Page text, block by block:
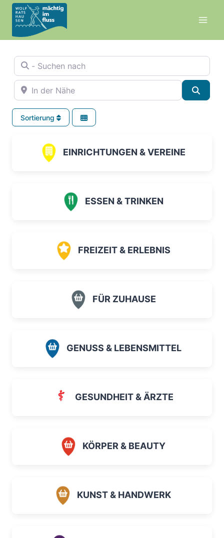
Zum
Inhalt
springen
- Suchen nach
In der Nähe
Sortierung
EINRICHTUNGEN & VEREINE
ESSEN & TRINKEN
FREIZEIT & ERLEBNIS
FÜR ZUHAUSE
GENUSS & LEBENSMITTEL
GESUNDHEIT & ÄRZTE
KÖRPER & BEAUTY
KUNST & HANDWERK